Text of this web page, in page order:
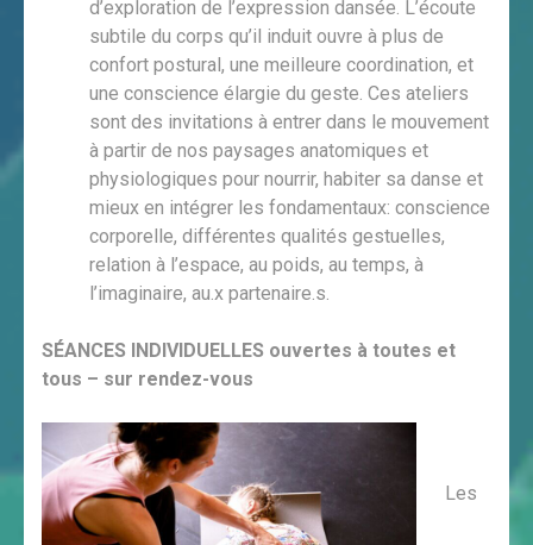
d’exploration de l’expression dansée. L’écoute
subtile du corps qu’il induit ouvre à plus de
confort postural, une meilleure coordination, et
une conscience élargie du geste. Ces ateliers
sont des invitations à entrer dans le mouvement
à partir de nos paysages anatomiques et
physiologiques pour nourrir, habiter sa danse et
mieux en intégrer les fondamentaux: conscience
corporelle, différentes qualités gestuelles,
relation à l’espace, au poids, au temps, à
l’imaginaire, au.x partenaire.s.
SÉANCES INDIVIDUELLES ouvertes à toutes et
tous – sur rendez-vous
Les